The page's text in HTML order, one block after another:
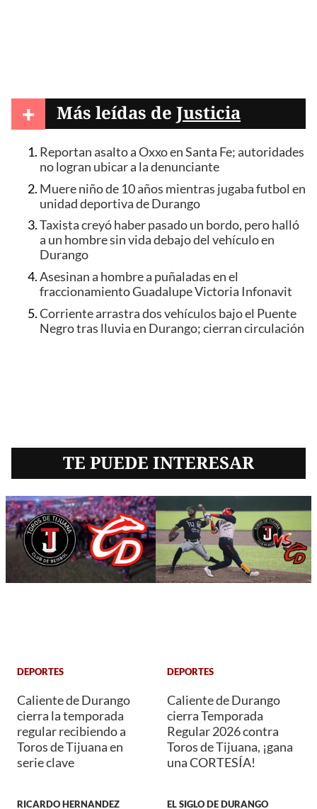
+ Más leídas de Justicia
Reportan asalto a Oxxo en Santa Fe; autoridades
no logran ubicar a la denunciante
Muere niño de 10 años mientras jugaba futbol en
unidad deportiva de Durango
Taxista creyó haber pasado un bordo, pero halló
a un hombre sin vida debajo del vehículo en
Durango
Asesinan a hombre a puñaladas en el
fraccionamiento Guadalupe Victoria Infonavit
Corriente arrastra dos vehículos bajo el Puente
Negro tras lluvia en Durango; cierran circulación
TE PUEDE INTERESAR
DEPORTES
Caliente de Durango
cierra la temporada
regular recibiendo a
Toros de Tijuana en
serie clave
RICARDO HERNANDEZ
DEPORTES
Caliente de Durango
cierra Temporada
Regular 2026 contra
Toros de Tijuana, ¡gana
una CORTESÍA!
EL SIGLO DE DURANGO